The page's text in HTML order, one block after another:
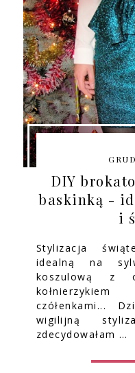
DIY
baskinką -
i
Stylizacja
idealną na
koszulową z
czółenkami...
wigilijną
zdecydowałam …